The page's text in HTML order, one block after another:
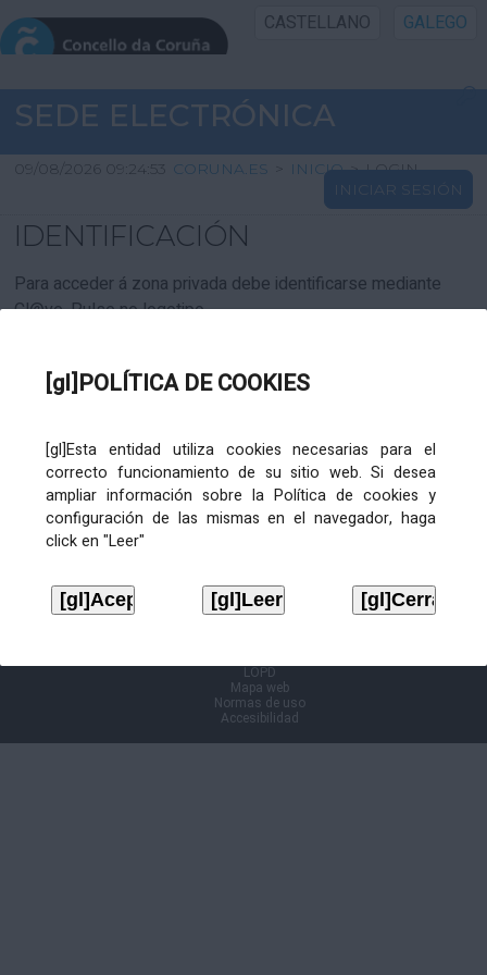
[gl]POLÍTICA DE COOKIES
[gl]Esta entidad utiliza cookies necesarias para el
correcto funcionamiento de su sitio web. Si desea
ampliar información sobre la Política de cookies y
configuración de las mismas en el navegador, haga
click en "Leer"
CASTELLANO GALEGO
INICIO SEDE
INICIO
INFORMACIÓN PÚBLICA
CARTAFOL CIDADÁN
SEDE ELECTRÓNICA
09/08/2026 09:24:53 CORUNA.ES > INICIO > LOGIN
INICIAR SESIÓN
IDENTIFICACIÓN
Para acceder á zona privada debe identificarse mediante
Cl@ve. Pulse no logotipo
LOPD
Mapa web
Normas de uso
Accesibilidad